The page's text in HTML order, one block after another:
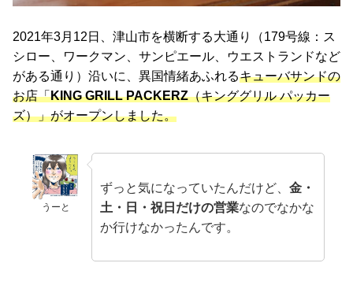
2021年3月12日、津山市を横断する大通り（179号線：ス
シロー、ワークマン、サンピエール、ウエストランドなど
がある通り）沿いに、異国情緒あふれるキューバサンドの
お店「KING GRILL PACKERZ（キンググリル パッカー
ズ）」がオープンしました。
うーと
ずっと気になっていたんだけど、 金・
土・日・祝日だけの営業なのでなかな
か行けなかったんです。